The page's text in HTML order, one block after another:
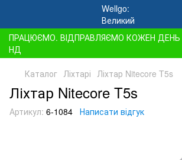
ПРАЦЮЄМО. ВІДПРАВЛЯЄМО КОЖЕН ДЕНЬ
НД
Каталог Ліхтарі Ліхтар Nitecore T5s
Ліхтар Nitecore T5s
Артикул: 6-1084 Написати відгук